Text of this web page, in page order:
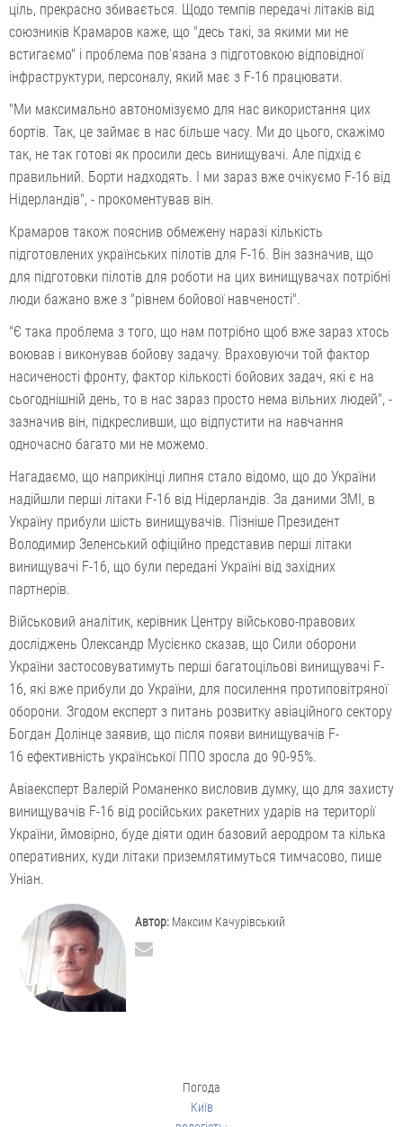
ціль, прекрасно збивається. Щодо темпів передачі літаків від
союзників Крамаров каже, що "десь такі, за якими ми не
встигаємо" і проблема пов’язана з підготовкою відповідної
інфраструктури, персоналу, який має з F-16 працювати.
"Ми максимально автономізуємо для нас використання цих
бортів. Так, це займає в нас більше часу. Ми до цього, скажімо
так, не так готові як просили десь винищувачі. Але підхід є
правильний. Борти надходять. І ми зараз вже очікуємо F-16 від
Нідерландів", - прокоментував він.
Крамаров також пояснив обмежену наразі кількість
підготовлених українських пілотів для F-16. Він зазначив, що
для підготовки пілотів для роботи на цих винищувачах потрібні
люди бажано вже з "рівнем бойової навченості".
"Є така проблема з того, що нам потрібно щоб вже зараз хтось
воював і виконував бойову задачу. Враховуючи той фактор
насиченості фронту, фактор кількості бойових задач, які є на
сьогоднішній день, то в нас зараз просто нема вільних людей", -
зазначив він, підкресливши, що відпустити на навчання
одночасно багато ми не можемо.
Нагадаємо, що наприкінці липня стало відомо, що до України
надійшли перші літаки F-16 від Нідерландів. За даними ЗМІ, в
Україну прибули шість винищувачів. Пізніше Президент
Володимир Зеленський офіційно представив перші літаки
винищувачі F-16, що були передані Україні від західних
партнерів.
Військовий аналітик, керівник Центру військово-правових
досліджень Олександр Мусієнко сказав, що Сили оборони
України застосовуватимуть перші багатоцільові винищувачі F-
16, які вже прибули до України, для посилення протиповітряної
оборони. Згодом експерт з питань розвитку авіаційного сектору
Богдан Долінце заявив, що після появи винищувачів F-
16 ефективність української ППО зросла до 90-95%.
Авіаексперт Валерій Романенко висловив думку, що для захисту
винищувачів F-16 від російських ракетних ударів на території
України, ймовірно, буде діяти один базовий аеродром та кілька
оперативних, куди літаки приземлятимуться тимчасово, пише
Уніан.
Автор: Максим Качурівський
Погода
Київ